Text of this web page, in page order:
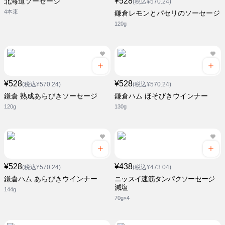
4本束
(税込¥570.24)
鎌倉レモンとパセリのソーセージ
120g
¥528(税込¥570.24)
鎌倉 熟成あらびきソーセージ
120g
¥528(税込¥570.24)
鎌倉ハム ほそびきウインナー
130g
¥528(税込¥570.24)
鎌倉ハム あらびきウインナー
144g
¥438(税込¥473.04)
ニッスイ速筋タンパクソーセージ
減塩
70g×4